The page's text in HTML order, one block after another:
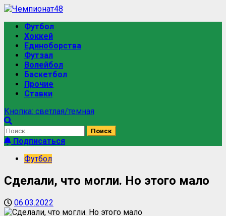
Футбол
Хоккей
Единоборства
Футзал
Волейбол
Баскетбол
Прочие
Ставки
Кнопка: светлая/темная
Подписаться
Футбол
Сделали, что могли. Но этого мало
06.03.2022